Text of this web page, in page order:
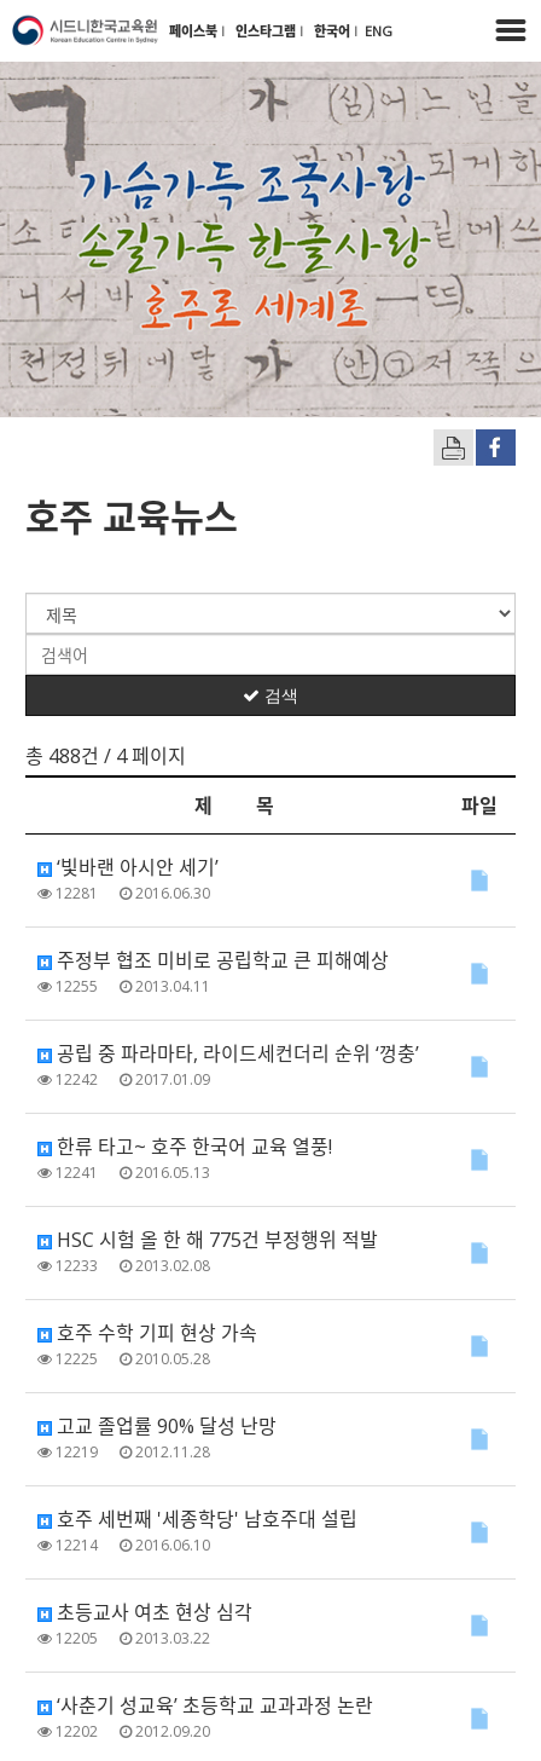
페이스북 l 인스타그램 l 한국어 l ENG
호주 교육뉴스
총 488건 / 4 페이지
검색
제 목 파일
‘빛바랜 아시안 세기’
12281 2016.06.30
주정부 협조 미비로 공립학교 큰 피해예상
12255 2013.04.11
공립 중 파라마타, 라이드세컨더리 순위 ‘껑충’
12242 2017.01.09
한류 타고~ 호주 한국어 교육 열풍!
12241 2016.05.13
HSC 시험 올 한 해 775건 부정행위 적발
12233 2013.02.08
호주 수학 기피 현상 가속
12225 2010.05.28
고교 졸업률 90% 달성 난망
12219 2012.11.28
호주 세번째 '세종학당' 남호주대 설립
12214 2016.06.10
초등교사 여초 현상 심각
12205 2013.03.22
‘사춘기 성교육’ 초등학교 교과과정 논란
12202 2012.09.20